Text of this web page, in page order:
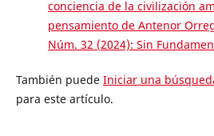
conciencia de la civilización
pensamiento de Antenor
Núm. 32 (2024): Sin
También puede Iniciar una
para este artículo.